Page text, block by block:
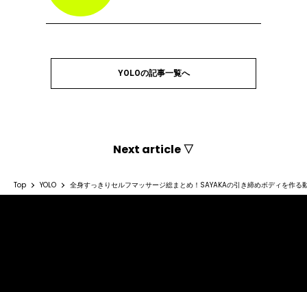
YOLOの記事一覧へ
Next article ▽
Top YOLO 全身すっきりセルフマッサージ総まとめ！SAYAKAの引き締めボディを作る